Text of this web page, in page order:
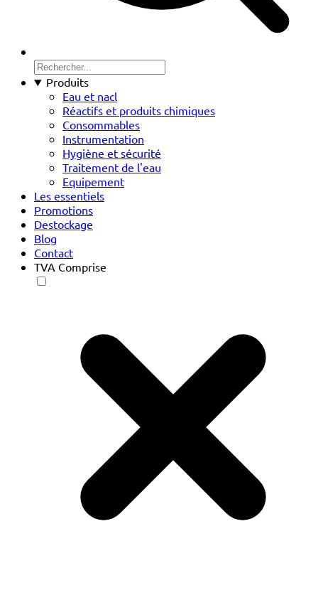
Produits
Eau et nacl
Réactifs et produits chimiques
Consommables
Instrumentation
Hygiène et sécurité
Traitement de l'eau
Equipement
Les essentiels
Promotions
Destockage
Blog
Contact
TVA Comprise